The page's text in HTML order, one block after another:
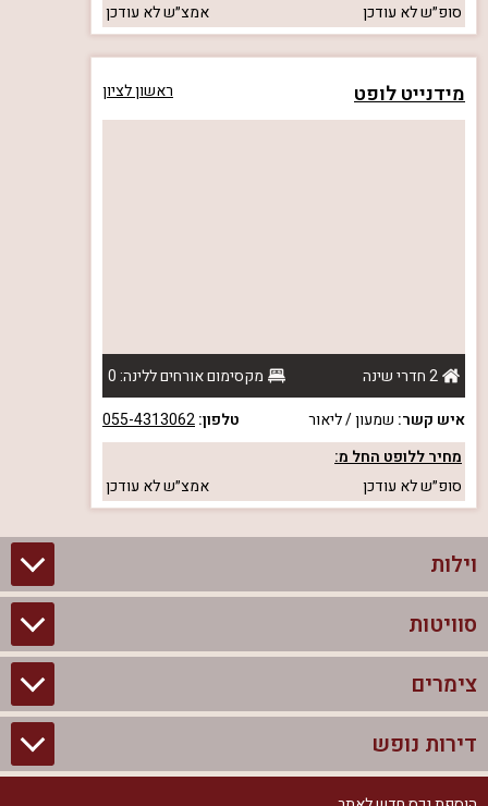
סופ״שלא עודכן אמצ״שלא עודכן
מידנייט לופט ראשון לציון
2 חדרי שינה
מקסימום אורחים ללינה: 0
איש קשר: שמעון / ליאור טלפון:055-4313062
מחיר ללופט החל מ:
סופ״שלא עודכן אמצ״שלא עודכן
וילות
וילות בצפון
וילות להשכרה
וילות למסיבת רווקים
סוויטות
סוויטות בצפון
צימרים לזוגות עם בריכה פרטית
צימרים
צימרים בצפון
צימרים לזוגות
דירות נופש